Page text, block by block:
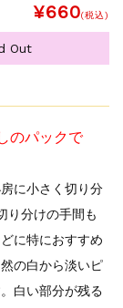
¥660(税込)
Out
のパックで
に小さく切り分
り分けの手間も
に特におすすめ
の白から淡いピ
白い部分が残る